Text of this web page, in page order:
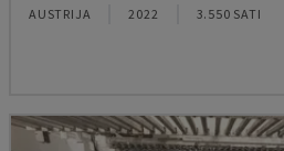
AUSTRIJA 2022 3.550 SATI